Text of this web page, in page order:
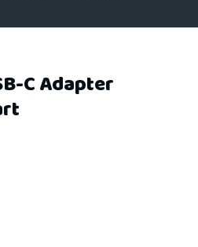
C Adapter